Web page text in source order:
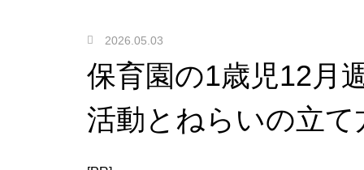
2026.05.03
保育園の1歳児12月
活動とねらいの立て